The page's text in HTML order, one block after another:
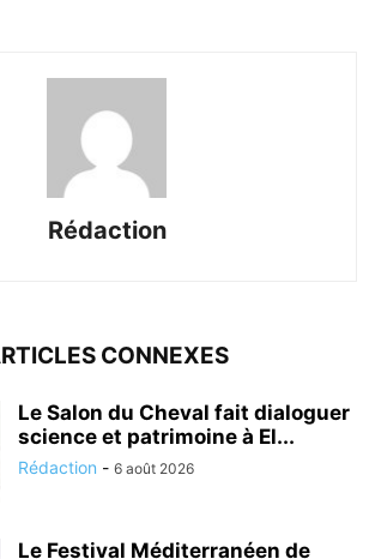
Rédaction
CONNEXES
Le Salon du Cheval fait dialoguer
science et patrimoine à El...
Rédaction - 6 août 2026
Le Festival Méditerranéen de